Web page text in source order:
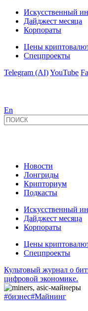
Искусственный
Дайджест месяца
Корпораты
Цены
Спецпроекты
Telegram (AI)YouTube
En
Новости
Лонгриды
Крипториум
Подкасты
Искусственный
Дайджест месяца
Корпораты
Цены
Спецпроекты
Культовый журнал о
цифровой экономике.
#бизнес#Майнинг